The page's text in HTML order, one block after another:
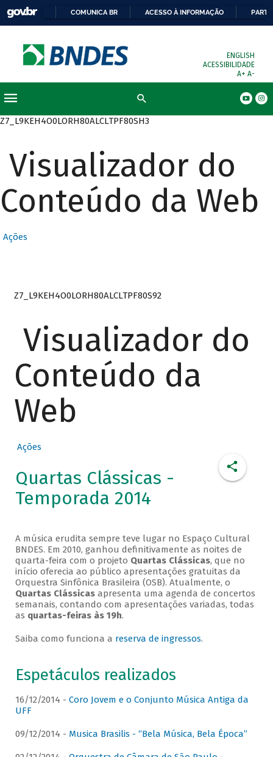
COMUNICA BR ACESSO À INFORMAÇÃO
ENGLISH
ACESSIBILIDADE
A+ A-
Z7_L9KEH4O0LORH80ALCLTPF80SH3
Visualizador do
Conteúdo da Web
Ações
Z7_L9KEH4O0LORH80ALCLTPF80S92
Visualizador do
Conteúdo da
Web
Ações
Quartas Clássicas -
Temporada 2014
A música erudita sempre teve lugar no Espaço Cultural
BNDES. Em 2010, ganhou definitivamente as noites de
quarta-feira com o projeto Quartas Clássicas, que no
início oferecia ao público apresentações gratuitas da
Orquestra Sinfônica Brasileira (OSB). Atualmente, o
Quartas Clássicasapresenta uma agenda de concertos
semanais, contando com apresentações variadas, todas
as quartas-feiras às 19h.
Saiba como funciona a reserva de ingressos.
Espetáculos realizados
16/12/2014 - Coro Jovem e o Conjunto Música Antiga da
UFF
09/12/2014 - Musica Brasilis - “Bela Música, Bela Época”